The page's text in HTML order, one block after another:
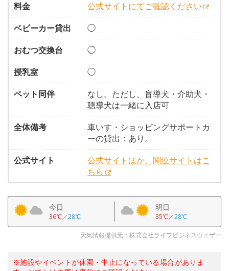
料金
公式サイトにてご確認ください
ベビーカー貸出
◯
おむつ交換台
◯
授乳室
◯
ペット同伴
なし。ただし、盲導犬・介助犬・
聴導犬は一緒に入店可
全体備考
車いす・ショッピングサポートカ
ーの貸出：あり。
公式サイト
公式サイトほか、関連サイトはこ
ちら
今日
36℃／28℃
明日
35℃／28℃
天気情報提供元：株式会社ライフビジネスウェザー
※施設やイベントが休園・中止になっている場合がありま